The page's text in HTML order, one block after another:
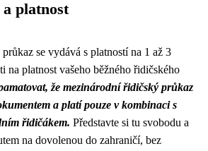
platnost
se vydává s platností na 1 až 3
na platnost vašeho běžného řidičského
že mezinárodní řidičský průkaz
a platí pouze v kombinaci s
řidičákem. Představte si tu svobodu a
na dovolenou do zahraničí, bez